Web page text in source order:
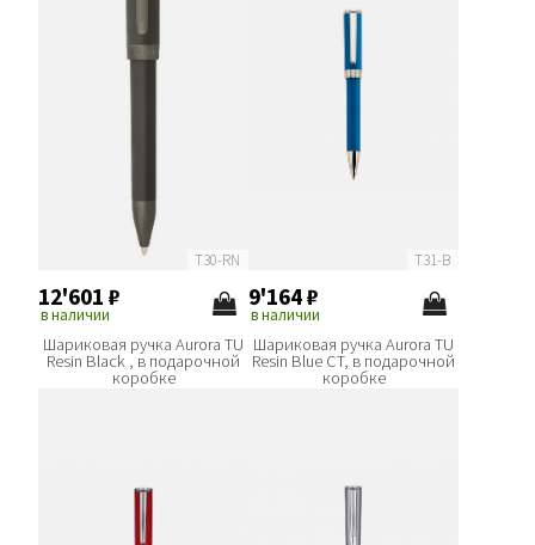
T30-RN
12'601 ₽
в наличии
Шариковая ручка Aurora TU
Resin Black , в подарочной
коробке
T31-B
9'164₽
в наличии
Шариковая ручка Aurora TU
Resin Blue CT, в подарочной
коробке